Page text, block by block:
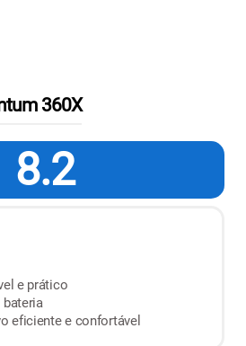
360X
8.2
e prático
bateria
eficiente e confortável